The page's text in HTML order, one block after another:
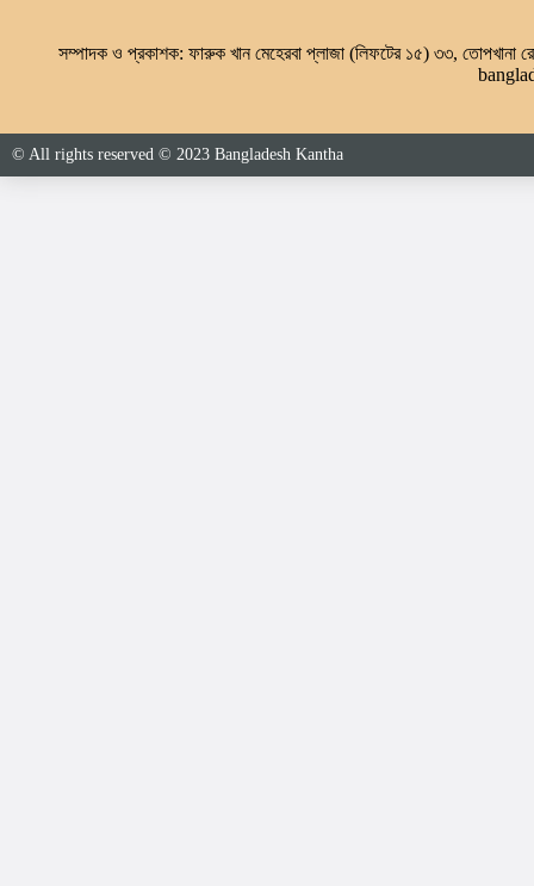
সম্পাদক ও প্রকাশক: ফারুক খান মেহেরবা প্লাজা (লিফটের ১৫) ৩৩, তোপখানা
© All rights reserved © 2023 Bangladesh Kantha